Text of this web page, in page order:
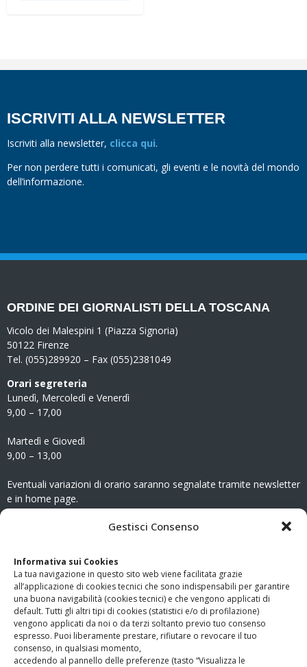
Gestisci Consenso
Informativa sui Cookies
La tua navigazione in questo sito web viene facilitata grazie
all’applicazione di cookies tecnici che sono indispensabili per garantire
una buona navigabilità (cookies tecnici) e che vengono applicati di
default. Tutti gli altri tipi di cookies (statistici e/o di profilazione)
vengono applicati da noi o da terzi soltanto previo tuo consenso
espresso. Puoi liberamente prestare, rifiutare o revocare il tuo
consenso, in qualsiasi momento,
accedendo al pannello delle preferenze (tasto “Visualizza le
ISCRIVITI ALLA NEWSLETTER
Iscriviti alla newsletter, clicca qui.
Per non perdere tutti i comunicati, gli eventi e le novità del mondo
dell’informazione.
ORDINE DEI GIORNALISTI DELLA TOSCANA
Vicolo dei Malespini 1 (Piazza Signoria)
50122 Firenze
Tel. (055)289920 – Fax (055)2381049
Orari segreteria
Lunedì, Mercoledì e Venerdì
9,00 – 17,00
Martedì e Giovedì
9,00 – 13,00
Eventuali variazioni di orario saranno segnalate tramite newsletter
e in home page.
www.odg.toscana.it – testata registrata presso il Tribunale di
Firenze al nr. 5208 dell’ 08.10.2002. Direttore responsabile:
Giampaolo Marchini – C.F. 80005790482
LINK UTILI